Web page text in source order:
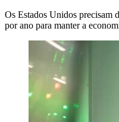
Os Estados Unidos precisam
por ano para manter a